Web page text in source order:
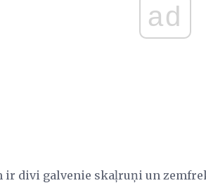
ad
ir divi galvenie skaļruņi un